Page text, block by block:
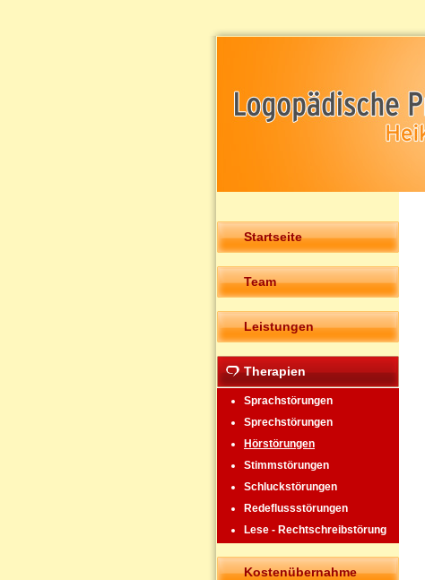
Startseite
Team
Leistungen
Therapien
Sprachstörungen
Sprechstörungen
Hörstörungen
Stimmstörungen
Schluckstörungen
Redeflussstörungen
Lese - Rechtschreibstörung
Kostenübernahme